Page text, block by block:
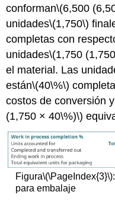
conforman\(6,500
unidades\(1,750\)
completas con
unidades\(1,750
el material. Las
están\(40\%\)
costos de conversión
(1,750 × 40\%)\)
Figura\(\PageIndex{3}\)
para embalaje